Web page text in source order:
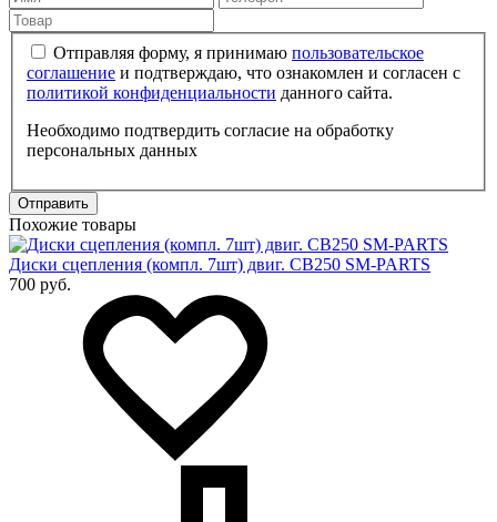
Отправляя форму, я принимаю пользовательское
соглашение и подтверждаю, что ознакомлен и согласен с
политикой конфиденциальности данного сайта.
Необходимо подтвердить согласие на обработку
персональных данных
Отправить
Похожие товары
Диски сцепления (компл. 7шт) двиг. CB250 SM-PARTS
700 руб.